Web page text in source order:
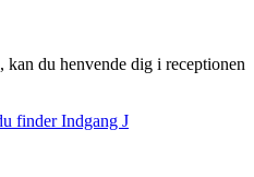
du henvende dig i receptionen
finder Indgang J